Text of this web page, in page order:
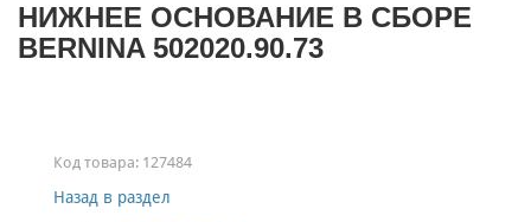
НИЖНЕЕ ОСНОВАНИЕ В СБОРЕ
BERNINA 502020.90.73
Код товара: 127484
Назад в раздел